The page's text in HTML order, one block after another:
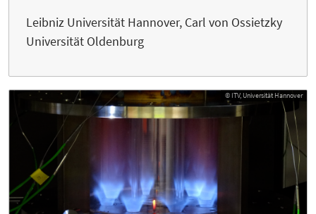
Leibniz Universität Hannover, Carl von Ossietzky
Universität Oldenburg
© ITV, Universität Hannover